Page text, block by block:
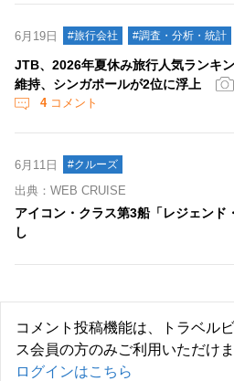
6月19日 #旅行会社 #調査・分析・統計
JTB、2026年夏休み旅行人気ランキ
維持、シンガポールが2位に浮上
4コメント
6月11日 #クルーズ
出典：WEB CRUISE
アイコン・クラス第3船「レジェンド
し
コメント投稿機能は、トラベル
ス会員の方のみご利用いただけま
ログインはこちら